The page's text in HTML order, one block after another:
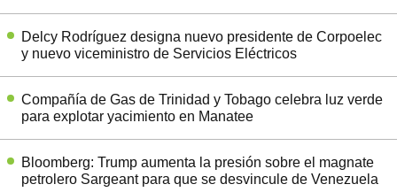
Delcy Rodríguez designa nuevo presidente de Corpoelec
y nuevo viceministro de Servicios Eléctricos
Compañía de Gas de Trinidad y Tobago celebra luz verde
para explotar yacimiento en Manatee
Bloomberg: Trump aumenta la presión sobre el magnate
petrolero Sargeant para que se desvincule de Venezuela